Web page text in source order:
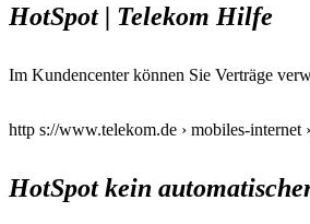
HotSpot | Telekom Hilfe
Im Kundencenter können Sie Verträge
http s://www.telekom.de › mobiles-internet
HotSpot kein